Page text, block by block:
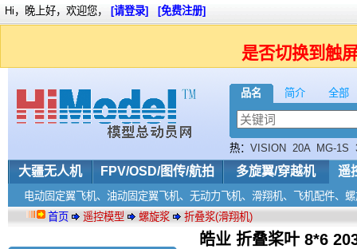
是否切换到触
品名 简介 全部
热： VISION 20A MG-1S
OPTO D8
大疆无人机 FPV/OSD/图传/航拍 多旋翼/穿越机 遥
Hi，晚上好，欢迎您， [请登录] [免费注册]
电动固定翼飞机、油动固定翼飞机、无动力飞机、滑翔机、飞机配件、
首页
遥控模型 螺旋浆 折叠浆(滑翔机)
皓业 折叠桨叶 8*6